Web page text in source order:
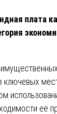
плата
ключевых
её